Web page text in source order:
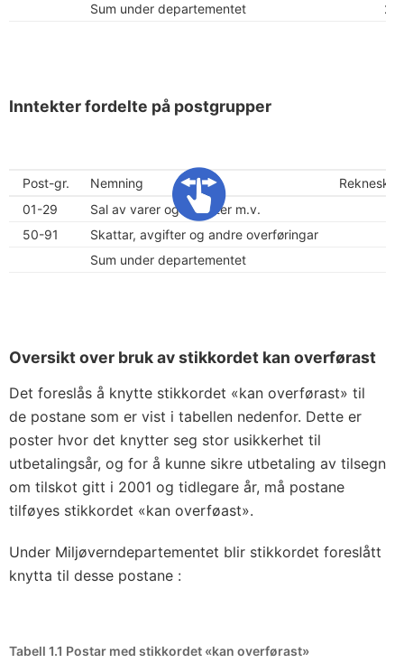
Sum under departementet
2
Inntekter fordelte på postgrupper
Post-gr. Nemning
01-29
Sal av varer og tenester m.v.
50-91
Skattar, avgifter og andre overføringar
Sum under departementet
Oversikt over bruk av stikkordet kan overførast
Det foreslås å knytte stikkordet «kan overførast» til
de postane som er vist i tabellen nedenfor. Dette er
poster hvor det knytter seg stor usikkerhet til
utbetalingsår, og for å kunne sikre utbetaling av tilsegn
om tilskot gitt i 2001 og tidlegare år, må postane
tilføyes stikkordet «kan overføast».
Under Miljøverndepartementet blir stikkordet foreslått
knytta til desse postane :
Tabell 1.1 Postar med stikkordet «kan overførast»